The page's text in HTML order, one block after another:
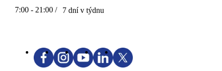
7:00 - 21:00 / 7 dní v týdnu